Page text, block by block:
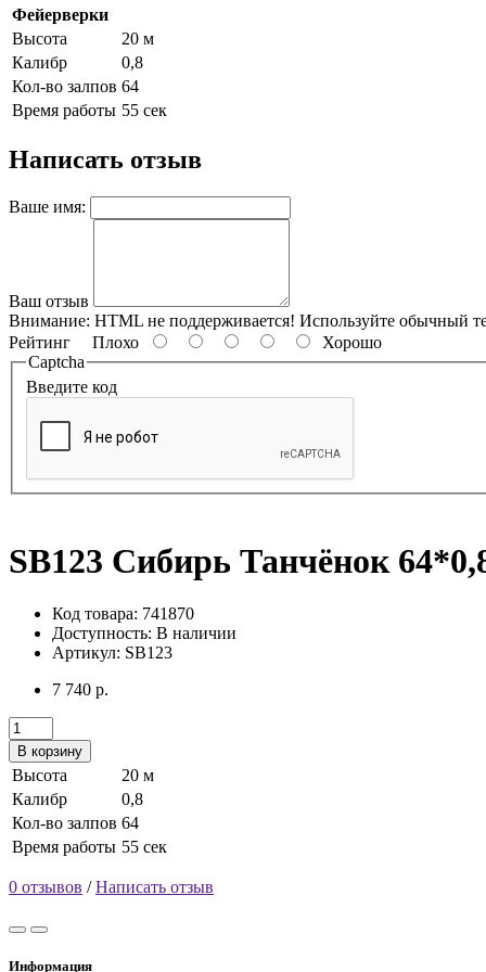
Фейерверки
Высота
20 м
Калибр
0,8
Кол-во залпов 64
Время работы 55 сек
Написать отзыв
Ваше имя:
Ваш отзыв
Внимание: HTML не поддерживается! Используйте обычный
Рейтинг Плохо
Хорошо
Captcha
Введите код
SB123 Сибирь Танчёнок
Код товара: 741870
Доступность: В наличии
Артикул: SB123
7 740 р.
В корзину
Высота
20 м
Калибр
0,8
Кол-во залпов 64
Время работы 55 сек
0 отзывов /Написать отзыв
Информация